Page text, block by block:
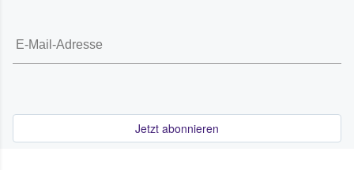
Jetzt abonnieren